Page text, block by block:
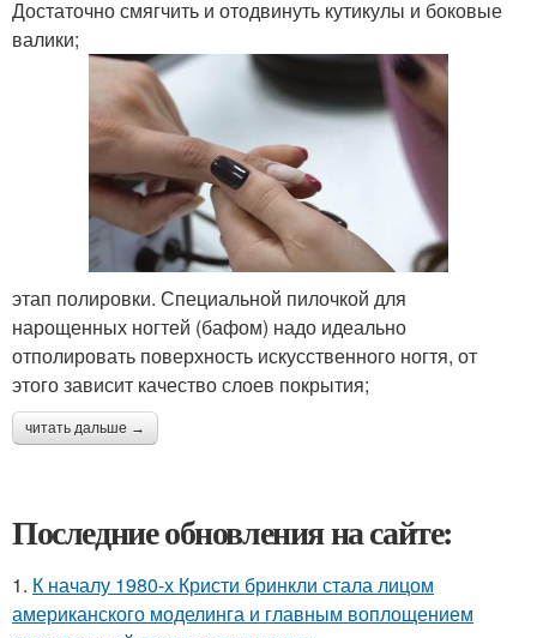
Достаточно смягчить и отодвинуть кутикулы и боковые
валики;
этап полировки. Специальной пилочкой для
нарощенных ногтей (бафом) надо идеально
отполировать поверхность искусственного ногтя, от
этого зависит качество слоев покрытия;
читать дальше →
Последние обновления на сайте:
1. К началу 1980-х Кристи бринкли стала лицом
американского моделинга и главным воплощением